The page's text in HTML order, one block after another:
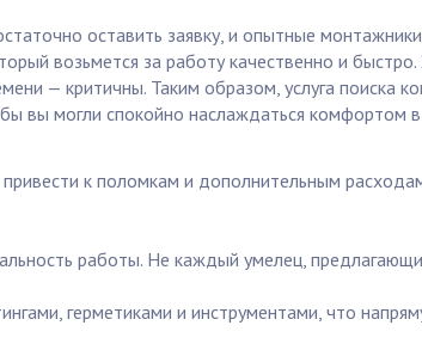
оставить заявку, и опытные
возьмется за работу качественно и
— критичны. Таким образом, услуга поиска
вы могли спокойно наслаждаться комфортом
к поломкам и дополнительным
работы. Не каждый умелец,
герметиками и инструментами, что